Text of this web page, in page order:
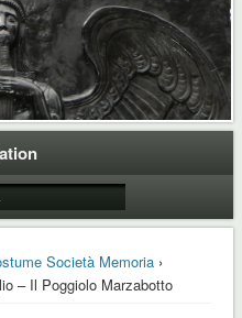
Società Memoria›
– Il Poggiolo Marzabotto